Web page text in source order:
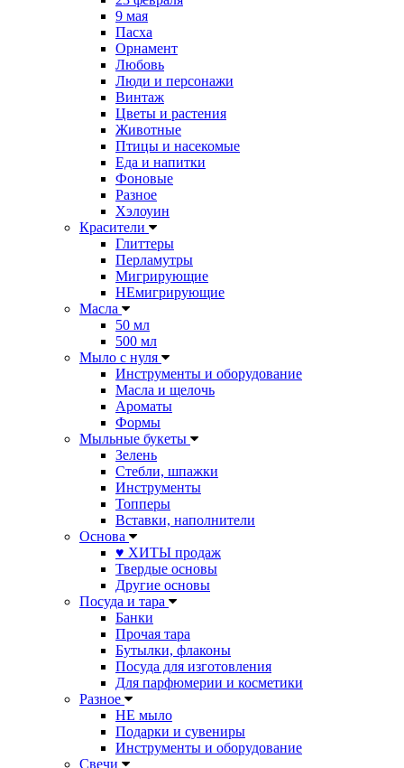
9 мая
Пасха
Орнамент
Любовь
Люди и персонажи
Винтаж
Цветы и растения
Животные
Птицы и насекомые
Еда и напитки
Фоновые
Разное
Хэлоуин
Красители
Глиттеры
Перламутры
Мигрирующие
НЕмигрирующие
Масла
50 мл
500 мл
Мыло с нуля
Инструменты и оборудование
Масла и щелочь
Ароматы
Формы
Мыльные букеты
Зелень
Стебли, шпажки
Инструменты
Топперы
Вставки, наполнители
Основа
♥ ХИТЫ продаж
Твердые основы
Другие основы
Посуда и тара
Банки
Прочая тара
Бутылки, флаконы
Посуда для изготовления
Для парфюмерии и косметики
Разное
НЕ мыло
Подарки и сувениры
Инструменты и оборудование
Свечи